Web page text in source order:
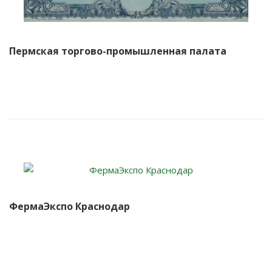
Пермская торгово-промышленная палата
ФермаЭкспо Краснодар